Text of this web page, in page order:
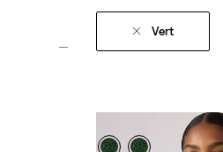
Vert